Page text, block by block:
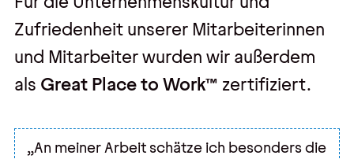
Zufriedenheit unserer Mitarbeiterinnen
und Mitarbeiter wurden wir außerdem
als Great Place to Work™ zertifiziert.
„An meiner Arbeit schätze ich besonders die